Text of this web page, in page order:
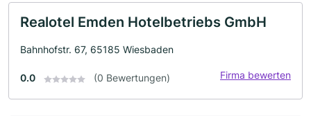
Realotel Emden Hotelbetriebs GmbH
Bahnhofstr. 67, 65185 Wiesbaden
0.0 (0 Bewertungen) Firma bewerten